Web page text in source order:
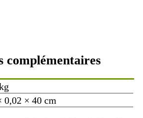
complémentaires
0,02 × 40 cm